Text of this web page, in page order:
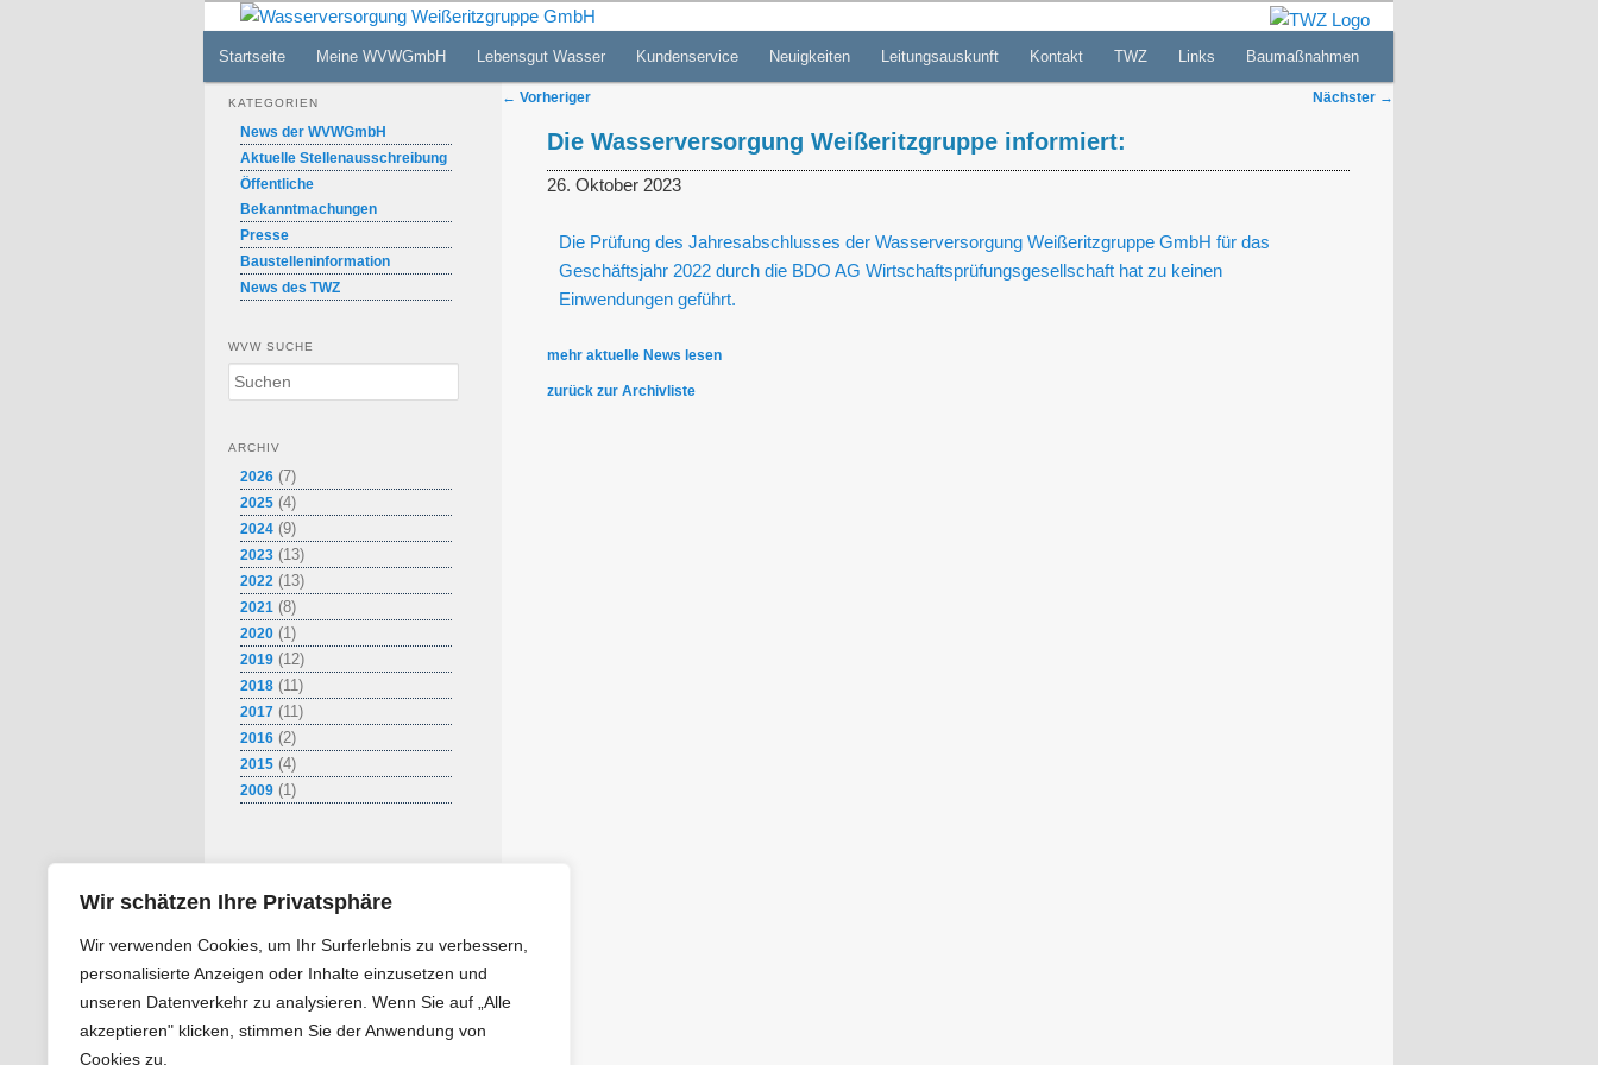
Wir schätzen Ihre Privatsphäre
Wir verwenden Cookies, um Ihr Surferlebnis zu verbessern,
personalisierte Anzeigen oder Inhalte einzusetzen und
unseren Datenverkehr zu analysieren. Wenn Sie auf „Alle
akzeptieren" klicken, stimmen Sie der Anwendung von
Cookies zu.
Wasserversorgung Weißeritzgruppe GmbH
Internetauftritt der WVW GmbH
Startseite Meine WVWGmbH Lebensgut Wasser Kundenservice Neuigkeiten Leitungsauskunft Kontakt TWZ Links Baumaßnahmen
Beitragsnavigation
← Vorheriger Nächster →
Die Wasserversorgung Weißeritzgruppe informiert:
26. Oktober 2023
Die Prüfung des Jahresabschlusses der Wasserversorgung Weißeritzgruppe GmbH für das
Geschäftsjahr 2022 durch die BDO AG Wirtschaftsprüfungsgesellschaft hat zu keinen
Einwendungen geführt.
mehr aktuelle News lesen
zurück zur Archivliste
KATEGORIEN
News der WVWGmbH
Aktuelle Stellenausschreibung
Öffentliche
Bekanntmachungen
Presse
Baustelleninformation
News des TWZ
WVW SUCHE
S
u
h
ARCHIV
2026 (7)
2025 (4)
2024 (9)
2023 (13)
2022 (13)
2021 (8)
2020 (1)
2019 (12)
2018 (11)
2017 (11)
2016 (2)
2015 (4)
2009 (1)